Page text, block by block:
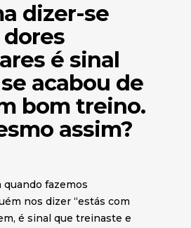
dizer-se
é sinal
acabou de
bom treino.
assim?
fazemos
nos dizer “estás com
é sinal que treinaste e